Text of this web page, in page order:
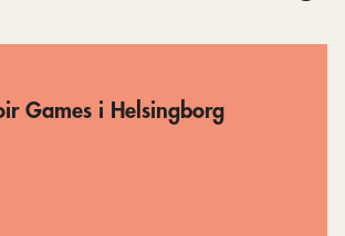
Games i Helsingborg